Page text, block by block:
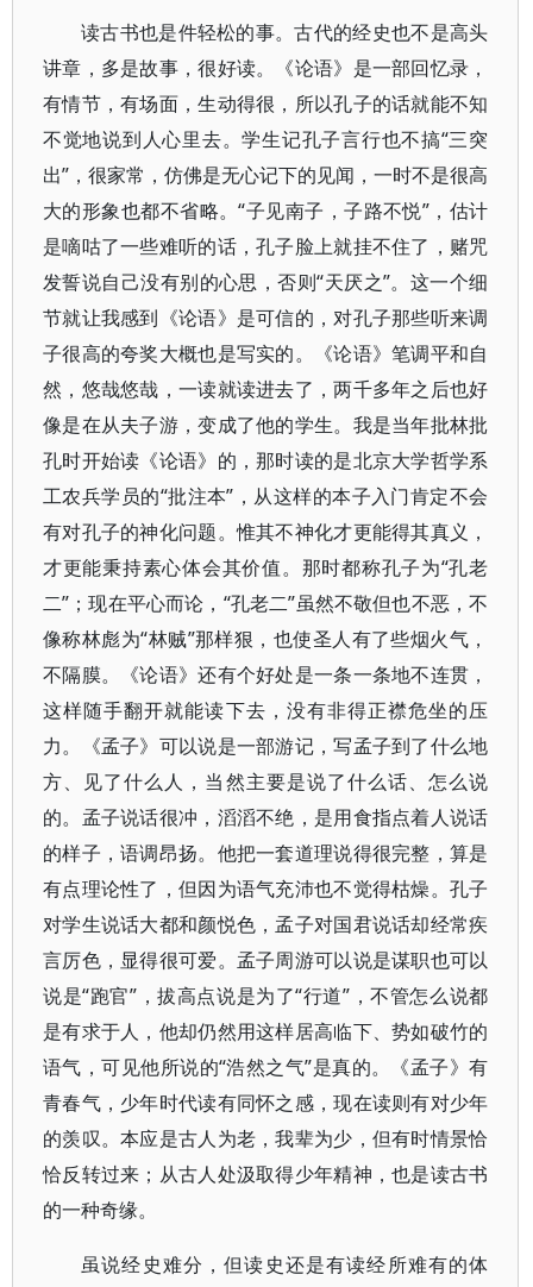
读古书也是件轻松的事。古代的经史也不是高头
讲章，多是故事，很好读。《论语》是一部回忆录，
有情节，有场面，生动得很，所以孔子的话就能不知
不觉地说到人心里去。学生记孔子言行也不搞“三突
出”，很家常，仿佛是无心记下的见闻，一时不是很高
大的形象也都不省略。“子见南子，子路不悦”，估计
是嘀咕了一些难听的话，孔子脸上就挂不住了，赌咒
发誓说自己没有别的心思，否则“天厌之”。这一个细
节就让我感到《论语》是可信的，对孔子那些听来调
子很高的夸奖大概也是写实的。《论语》笔调平和自
然，悠哉悠哉，一读就读进去了，两千多年之后也好
像是在从夫子游，变成了他的学生。我是当年批林批
孔时开始读《论语》的，那时读的是北京大学哲学系
工农兵学员的“批注本”，从这样的本子入门肯定不会
有对孔子的神化问题。惟其不神化才更能得其真义，
才更能秉持素心体会其价值。那时都称孔子为“孔老
二”；现在平心而论，“孔老二”虽然不敬但也不恶，不
像称林彪为“林贼”那样狠，也使圣人有了些烟火气，
不隔膜。《论语》还有个好处是一条一条地不连贯，
这样随手翻开就能读下去，没有非得正襟危坐的压
力。《孟子》可以说是一部游记，写孟子到了什么地
方、见了什么人，当然主要是说了什么话、怎么说
的。孟子说话很冲，滔滔不绝，是用食指点着人说话
的样子，语调昂扬。他把一套道理说得很完整，算是
有点理论性了，但因为语气充沛也不觉得枯燥。孔子
对学生说话大都和颜悦色，孟子对国君说话却经常疾
言厉色，显得很可爱。孟子周游可以说是谋职也可以
说是“跑官”，拔高点说是为了“行道”，不管怎么说都
是有求于人，他却仍然用这样居高临下、势如破竹的
语气，可见他所说的“浩然之气”是真的。《孟子》有
青春气，少年时代读有同怀之感，现在读则有对少年
的羡叹。本应是古人为老，我辈为少，但有时情景恰
恰反转过来；从古人处汲取得少年精神，也是读古书
的一种奇缘。
虽说经史难分，但读史还是有读经所难有的体